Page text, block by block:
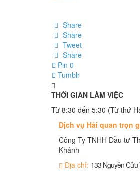
Share
Share
Tweet
Share
Pin 0
Tumblr
THỜI GIAN LÀM VIỆC
Từ 8:30 đến 5:30 (Từ thứ
Dịch vụ Hải quan trọn
Công Ty TNHH Đầu tư
Khánh
Địa chỉ: 133 Nguyễn